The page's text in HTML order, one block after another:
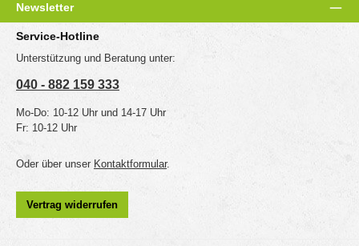
Newsletter
Service-Hotline
Unterstützung und Beratung unter:
040 - 882 159 333
Mo-Do: 10-12 Uhr und 14-17 Uhr
Fr: 10-12 Uhr
Oder über unser Kontaktformular.
Vertrag widerrufen